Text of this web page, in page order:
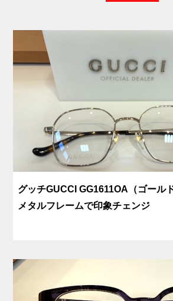
グッチGUCCI GG1611OA（ゴール
メタルフレームで印象チェンジ